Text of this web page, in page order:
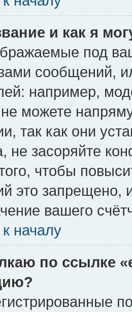
и как я
под
сообщений,
например,
можете
так как они
не засоряйте
чтобы
это запрещено,
вашего
началу
по ссылке